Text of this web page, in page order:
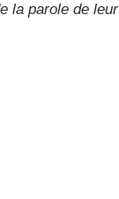
la parole de leur